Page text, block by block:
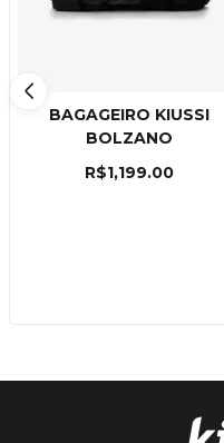
BAGAGEIRO KIUSSI
BOLZANO
R$1,199.00